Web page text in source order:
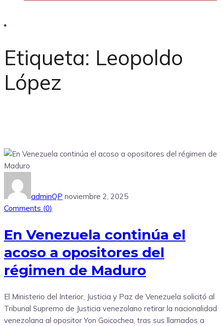
Etiqueta: Leopoldo
López
adminQP noviembre 2, 2025
Comments (0)
En Venezuela continúa el
acoso a opositores del
régimen de Maduro
El Ministerio del Interior, Justicia y Paz de Venezuela solicitó al
Tribunal Supremo de Justicia venezolano retirar la nacionalidad
venezolana al opositor Yon Goicochea, tras sus llamados a